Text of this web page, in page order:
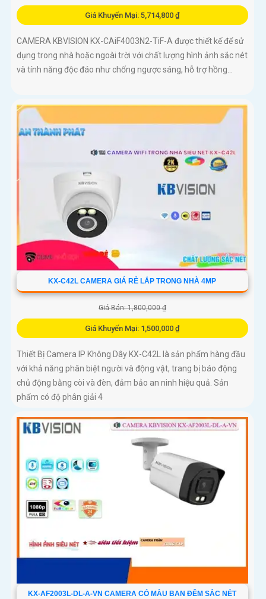
Giá Khuyến Mại: 5,714,800 ₫
CAMERA KBVISION KX-CAiF4003N2-TiF-A được thiết kế để sử
dụng trong nhà hoặc ngoài trời với chất lượng hình ảnh sắc nét
và tính năng độc đáo như chống ngược sáng, hỗ trợ hồng...
KX-C42L CAMERA GIÁ RẺ LẮP TRONG NHÀ 4MP
Giá Bán: 1,800,000 ₫
Giá Khuyến Mại: 1,500,000 ₫
Thiết Bị Camera IP Không Dây KX-C42L là sản phẩm hàng đầu
với khả năng phân biệt người và động vật, trang bị báo động
chủ động bằng còi và đèn, đảm bảo an ninh hiệu quả. Sản
phẩm có độ phân giải 4
KX-AF2003L-DL-A-VN CAMERA CÓ MÀU BAN ĐÊM SẮC NÉT